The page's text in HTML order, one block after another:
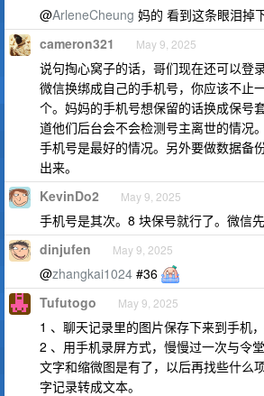
@ArleneCheung 妈的 看到这条眼泪掉
cameron321 May 9, 2025
说句掏心窝子的话，哥们现在还可以登
微信换绑成自己的手机号，你应该不止
个。妈妈的手机号想保留的话换成保号
道他们后台会不会检测号主离世的情况
手机号是最好的情况。另外要做数据备
出来。
KevinDo2 May 9, 2025
手机号是其次。8 块保号就行了。微信
dinjufen May 9, 2025
@zhangkai1024 #36
Tufutogo May 9, 2025
1 、聊天记录里的图片保存下来到手机，
2 、用手机录屏方式，慢慢过一次与令
文字和缩微图是有了，以后再找些什么
字记录转成文本。